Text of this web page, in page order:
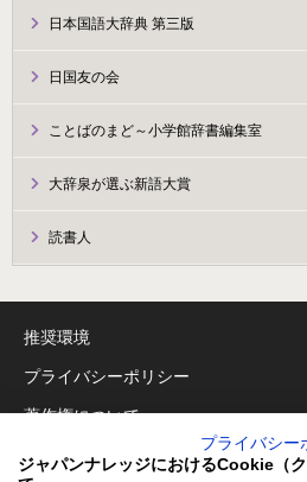
日本国語大辞典 第三版
日国友の会
ことばのまど～小学館辞書編集室
大辞泉が選ぶ新語大賞
読書人
推奨環境
プライバシーポリシー
著作権について
リンクについて
プライバシー
ジャパンナレッジにおけるCookie（